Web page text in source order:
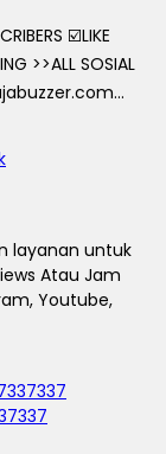
☑️LIKE
>>ALL SOSIAL
layanan untuk
Atau Jam
Youtube,